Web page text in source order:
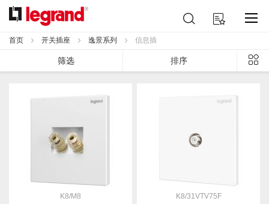
跳
到
容
我的购物车
索
首页 开关插座 逸景系列 信息插
筛选 排序
K8/M8
K8/31VTV75F